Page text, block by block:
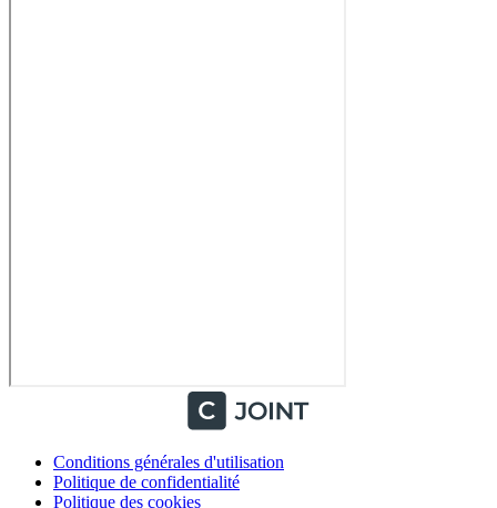
Conditions générales d'utilisation
Politique de confidentialité
Politique des cookies